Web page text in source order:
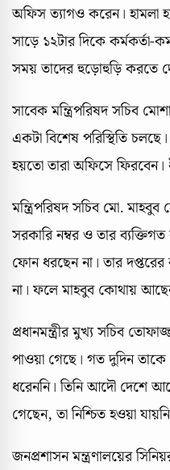
অফিস ত্যাগও করেন।
সাড়ে ১২টার দিকে কর্মকর্তা-
সময় তাদের হুড়োহুড়ি করতে
সাবেক মন্ত্রিপরিষদ সচিব
একটা বিশেষ পরিস্থিতি
হয়তো তারা অফিসে ফিরবেন।
মন্ত্রিপরিষদ সচিব মো.
সরকারি নম্বর ও তার
ফোন ধরছেন না। তার দপ্তরের
না। ফলে মাহবুব কোথায়
প্রধানমন্ত্রীর মুখ্য সচিব
পাওয়া গেছে। গত দুদিন
ধরেননি। তিনি আদৌ দেশে
গেছেন, তা নিশ্চিত হওয়া
জনপ্রশাসন মন্ত্রণালয়ের